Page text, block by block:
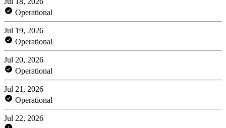
Operational
Jul 19, 2026
Operational
Jul 20, 2026
Operational
Jul 21, 2026
Operational
Jul 22, 2026